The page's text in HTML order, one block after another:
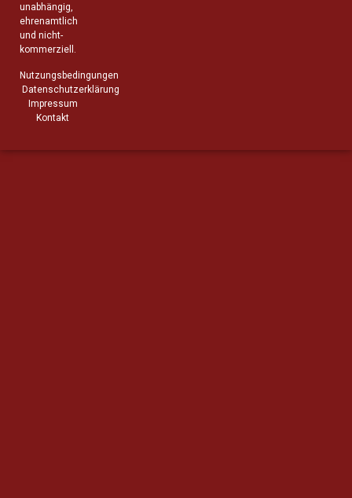
unabhängig,
ehrenamtlich
und nicht-
kommerziell.
Nutzungsbedingungen
Datenschutzerklärung
Impressum
Kontakt